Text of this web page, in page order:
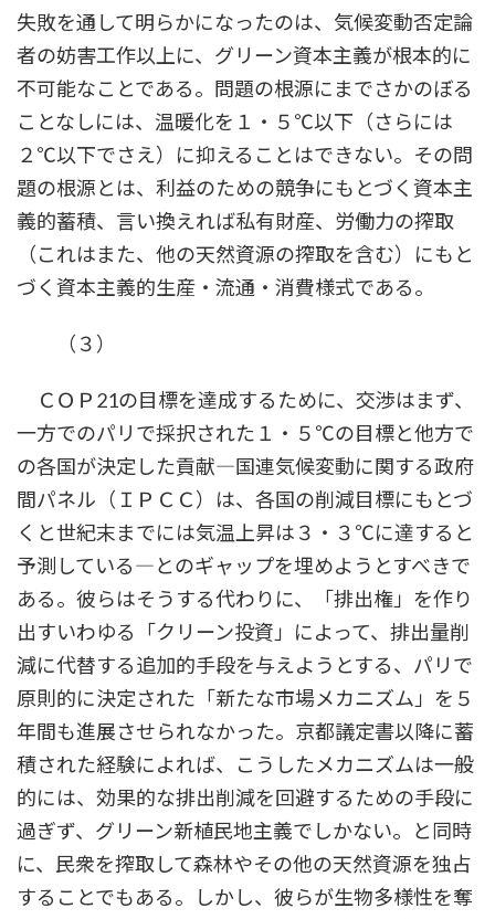
失敗を通して明らかになったのは、気候変動否定論
者の妨害工作以上に、グリーン資本主義が根本的に
不可能なことである。問題の根源にまでさかのぼる
ことなしには、温暖化を１・５℃以下（さらには
２℃以下でさえ）に抑えることはできない。その問
題の根源とは、利益のための競争にもとづく資本主
義的蓄積、言い換えれば私有財産、労働力の搾取
（これはまた、他の天然資源の搾取を含む）にもと
づく資本主義的生産・流通・消費様式である。
（３）
ＣＯＰ21の目標を達成するために、交渉はまず、
一方でのパリで採択された１・５℃の目標と他方で
の各国が決定した貢献―国連気候変動に関する政府
間パネル（ＩＰＣＣ）は、各国の削減目標にもとづ
くと世紀末までには気温上昇は３・３℃に達すると
予測している―とのギャップを埋めようとすべきで
ある。彼らはそうする代わりに、「排出権」を作り
出すいわゆる「クリーン投資」によって、排出量削
減に代替する追加的手段を与えようとする、パリで
原則的に決定された「新たな市場メカニズム」を５
年間も進展させられなかった。京都議定書以降に蓄
積された経験によれば、こうしたメカニズムは一般
的には、効果的な排出削減を回避するための手段に
過ぎず、グリーン新植民地主義でしかない。と同時
に、民衆を搾取して森林やその他の天然資源を独占
することでもある。しかし、彼らが生物多様性を奪